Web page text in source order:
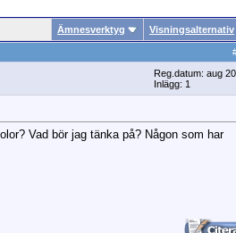
Ämnesverktyg Visningsalternativ
Reg.datum: aug
Inlägg: 1
Vad bör jag tänka på? Någon som har